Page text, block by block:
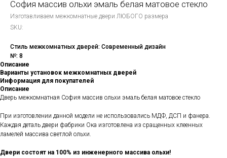
София массив ольхи эмаль белая матовое стекло
Изготавливаем межкомнатные двери ЛЮБОГО размера
SKU:
Стиль межкомнатных дверей: Современный дизайн
№: 8
Описание
Варианты установок межкомнатных дверей
Информация для покупателей
Описание
Дверь межкомнатная София массив ольхи эмаль белая матовое стекло
При изготовлении данной модели не использовались МДФ, ДСП и фанера.
Каждая деталь двери фабрики Ока изготовлена из сращенных клеенных
ламелей массива светлой ольхи.
Двери состоят на 100% из инженерного массива ольхи!